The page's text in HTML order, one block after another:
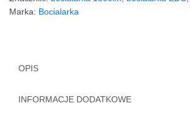
OPTYKI
Marka: Bocialarka
OPIS
INFORMACJE DODATKOWE